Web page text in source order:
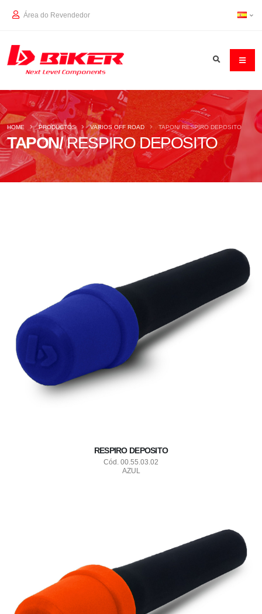
Área do Revendedor
TAPON/RESPIRO DEPOSITO
HOME PRODUCTOS VARIOS OFF ROAD TAPON/ RESPIRO DEPOSITO
RESPIRO DEPOSITO
Cód. 00.55.03.02
AZUL